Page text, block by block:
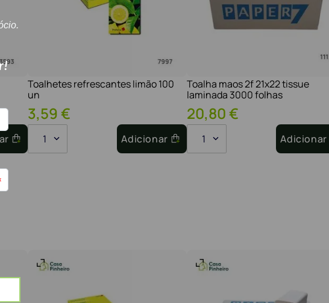
Toalhetes refrescantes limão 100
un
3,59€
1 Adicionar
Toalha maos 2f 21x22 tissue
laminada 3000 folhas
20,80€
1 Adicionar